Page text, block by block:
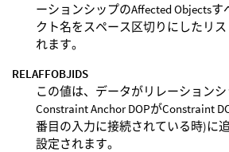
ーションシップのAffected Objects
クト名をスペース区切りにしたリ
れます。
RELAFFOBJIDS
この値は、データがリレーションシ
Constraint Anchor DOPがConstraint
番目の入力に接続されている時)に
設定されます。